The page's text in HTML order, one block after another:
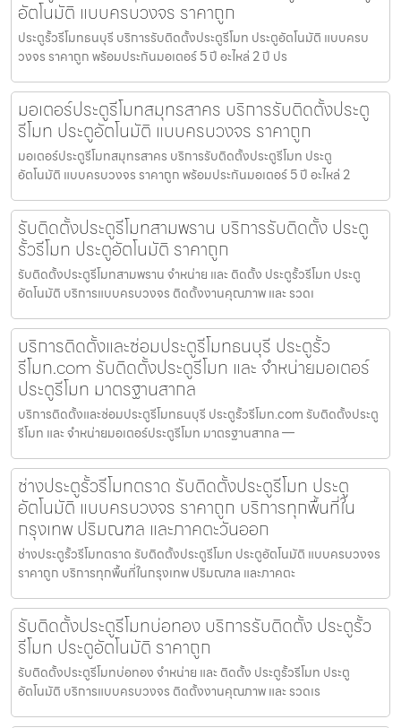
อัตโนมัติ แบบครบวงจร ราคาถูก
ประตูรั้วรีโมทธนบุรี บริการรับติดตั้งประตูรีโมท ประตูอัตโนมัติ แบบครบ
วงจร ราคาถูก พร้อมประกันมอเตอร์ 5 ปี อะไหล่ 2 ปี ปร
มอเตอร์ประตูรีโมทสมุทรสาคร บริการรับติดตั้งประตู
รีโมท ประตูอัตโนมัติ แบบครบวงจร ราคาถูก
มอเตอร์ประตูรีโมทสมุทรสาคร บริการรับติดตั้งประตูรีโมท ประตู
อัตโนมัติ แบบครบวงจร ราคาถูก พร้อมประกันมอเตอร์ 5 ปี อะไหล่ 2
รับติดตั้งประตูรีโมทสามพราน บริการรับติดตั้ง ประตู
รั้วรีโมท ประตูอัตโนมัติ ราคาถูก
รับติดตั้งประตูรีโมทสามพราน จำหน่าย และ ติดตั้ง ประตูรั้วรีโมท ประตู
อัตโนมัติ บริการแบบครบวงจร ติดตั้งงานคุณภาพ และ รวดเ
บริการติดตั้งและซ่อมประตูรีโมทธนบุรี ประตูรั้ว
รีโมท.com รับติดตั้งประตูรีโมท และ จำหน่ายมอเตอร์
ประตูรีโมท มาตรฐานสากล
บริการติดตั้งและซ่อมประตูรีโมทธนบุรี ประตูรั้วรีโมท.com รับติดตั้งประตู
รีโมท และ จำหน่ายมอเตอร์ประตูรีโมท มาตรฐานสากล —
ช่างประตูรั้วรีโมทตราด รับติดตั้งประตูรีโมท ประตู
อัตโนมัติ แบบครบวงจร ราคาถูก บริการทุกพื้นที่ใน
กรุงเทพ ปริมณฑล และภาคตะวันออก
ช่างประตูรั้วรีโมทตราด รับติดตั้งประตูรีโมท ประตูอัตโนมัติ แบบครบวงจร
ราคาถูก บริการทุกพื้นที่ในกรุงเทพ ปริมณฑล และภาคตะ
รับติดตั้งประตูรีโมทบ่อทอง บริการรับติดตั้ง ประตูรั้ว
รีโมท ประตูอัตโนมัติ ราคาถูก
รับติดตั้งประตูรีโมทบ่อทอง จำหน่าย และ ติดตั้ง ประตูรั้วรีโมท ประตู
อัตโนมัติ บริการแบบครบวงจร ติดตั้งงานคุณภาพ และ รวดเร